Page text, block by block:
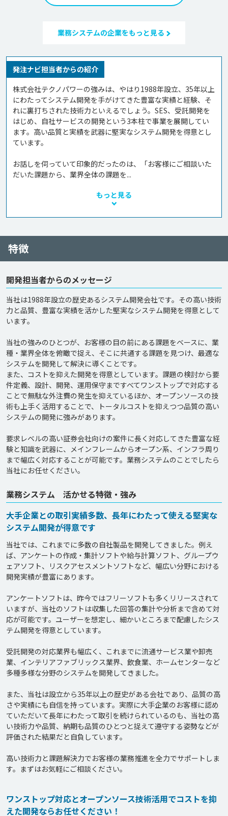
業務システムの企業をもっと見る
発注ナビ担当者からの紹介
株式会社テクノパワーの強みは、やはり1988年設立、35年以上
にわたってシステム開発を手がけてきた豊富な実績と経験、そ
れに裏打ちされた技術力といえるでしょう。SES、受託開発を
はじめ、自社サービスの開発という3本柱で事業を展開してい
ます。高い品質と実績を武器に堅実なシステム開発を得意とし
ています。
お話しを伺っていて印象的だったのは、「お客様にご相談いた
だいた課題から、業界全体の課題を...
もっと見る
特徴
開発担当者からのメッセージ
当社は1988年設立の歴史あるシステム開発会社です。その高い技術
力と品質、豊富な実績を活かした堅実なシステム開発を得意として
います。
当社の強みのひとつが、お客様の目の前にある課題をベースに、業
種・業界全体を俯瞰で捉え、そこに共通する課題を見つけ、最適な
システムを開発して解決に導くことです。
また、コストを抑えた開発を得意としています。課題の検討から要
件定義、設計、開発、運用保守まですべてワンストップで対応する
ことで無駄な外注費の発生を抑えているほか、オープンソースの技
術も上手く活用することで、トータルコストを抑えつつ品質の高い
システムの開発に強みがあります。
要求レベルの高い証券会社向けの案件に長く対応してきた豊富な経
験と知識を武器に、メインフレームからオープン系、インフラ周り
まで幅広く対応することが可能です。業務システムのことでしたら
業務システム 活かせる特徴・強み
大手企業との取引実績多数、長年にわたって使える堅実な
システム開発が得意です
当社では、これまでに多数の自社製品を開発してきました。例え
ば、アンケートの作成・集計ソフトや給与計算ソフト、グループウ
ェアソフト、リスクアセスメントソフトなど、幅広い分野における
開発実績が豊富にあります。
アンケートソフトは、昨今ではフリーソフトも多くリリースされて
いますが、当社のソフトは収集した回答の集計や分析まで含めて対
応が可能です。ユーザーを想定し、細かいところまで配慮したシス
テム開発を得意としています。
受託開発の対応業界も幅広く、これまでに流通サービス業や卸売
業、インテリアファブリックス業界、飲食業、ホームセンターなど
多種多様な分野のシステムを開発してきました。
また、当社は設立から35年以上の歴史がある会社であり、品質の高
さや実績にも自信を持っています。実際に大手企業のお客様に認め
ていただいて長年にわたって取引を続けられているのも、当社の高
い技術力や品質、納期も品質のひとつと捉えて遵守する姿勢などが
評価された結果だと自負しています。
高い技術力と課題解決力でお客様の業務推進を全力でサポートしま
ワンストップ対応とオープンソース技術活用でコストを抑
えた開発ならお任せください！